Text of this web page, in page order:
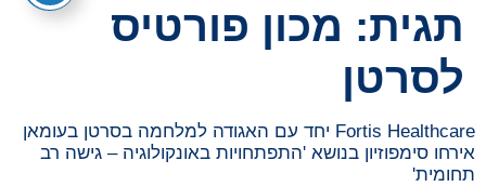
תגית: מכון פורטיס
לסרטן
Fortis Healthcare יחד עם האגודה למלחמה בסרטן בעומאן
אירחו סימפוזיון בנושא 'התפתחויות באונקולוגיה – גישה רב
תחומית'